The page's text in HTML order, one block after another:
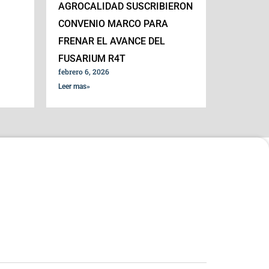
AGROCALIDAD SUSCRIBIERON
CONVENIO MARCO PARA
FRENAR EL AVANCE DEL
FUSARIUM R4T
febrero 6, 2026
Leer mas»